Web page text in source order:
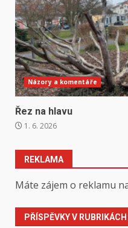
Názory a komentáře
Řez na hlavu
1. 6. 2026
REKLAMA
Máte zájem o reklamu
PŘÍSPĚVKY V RUBRIKÁCH